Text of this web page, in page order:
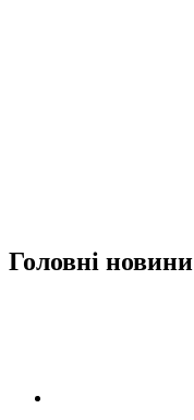
Головні новини